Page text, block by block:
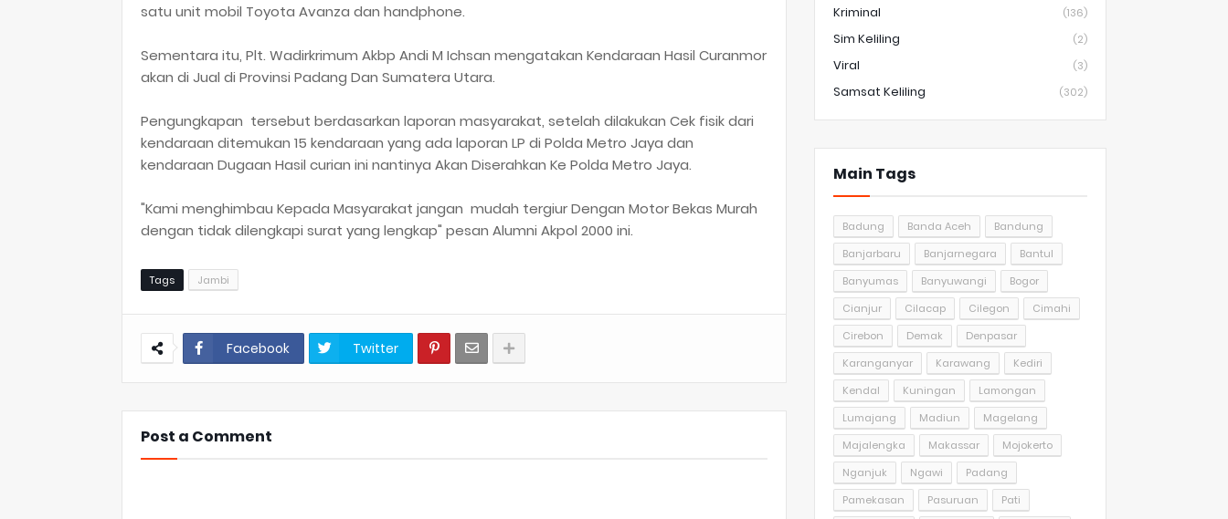
satu unit mobil Toyota Avanza dan handphone.
Sementara itu, Plt. Wadirkrimum Akbp Andi M Ichsan mengatakan Kendaraan Hasil Curanmor
akan di Jual di Provinsi Padang Dan Sumatera Utara.
Pengungkapan tersebut berdasarkan laporan masyarakat, setelah dilakukan Cek fisik dari
kendaraan ditemukan 15 kendaraan yang ada laporan LP di Polda Metro Jaya dan
kendaraan Dugaan Hasil curian ini nantinya Akan Diserahkan Ke Polda Metro Jaya.
"Kami menghimbau Kepada Masyarakat jangan mudah tergiur Dengan Motor Bekas Murah
dengan tidak dilengkapi surat yang lengkap" pesan Alumni Akpol 2000 ini.
Tags Jambi
Facebook Twitter
Post a Comment
Kriminal (136)
Sim Keliling (2)
Viral (3)
Samsat Keliling (302)
Main Tags
Badung Banda Aceh
Bandung
Banjarbaru
Banjarnegara
Bantul
Banyumas
Banyuwangi
Bogor
Cianjur
Cilacap Cilegon
Cimahi
Cirebon
Demak
Denpasar
Karanganyar
Karawang
Kediri
Kendal
Kuningan
Lamongan
Lumajang
Madiun
Magelang
Majalengka
Makassar
Mojokerto
Nganjuk
Ngawi
Padang
Pamekasan
Pasuruan
Pati